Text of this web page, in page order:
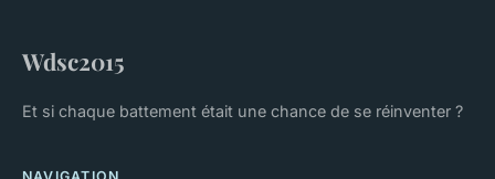
Wdsc2015
Et si chaque battement était une chance de se réinventer ?